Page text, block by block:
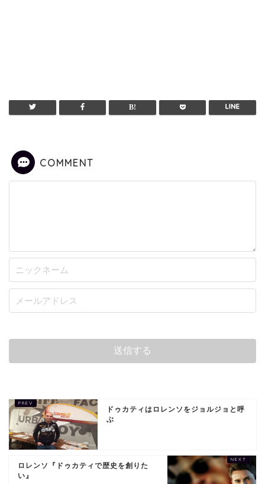
COMMENT
ドゥカティはロレンソをジョルジョと呼
ぶ
ロレンソ『ドゥカティで歴史を創りた
い』